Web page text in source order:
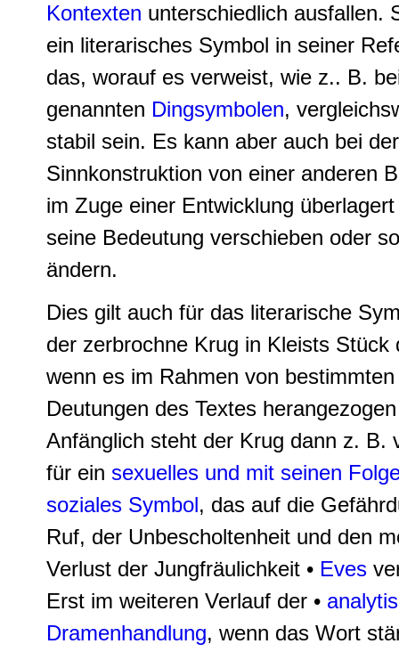
Kontexten unterschiedlich ausfallen.
ein literarisches Symbol in seiner
das, worauf es verweist, wie z.. B.
genannten Dingsymbolen,
stabil sein. Es kann aber auch bei der
Sinnkonstruktion von einer anderen
im Zuge einer Entwicklung
seine Bedeutung verschieben oder
ändern.
Dies gilt auch für das literarische
der zerbrochne Krug in Kleists Stück
wenn es im Rahmen von bestimmten
Deutungen des Textes
Anfänglich steht der Krug dann z. B.
für ein sexuelles und mit seinen
soziales Symbol, das auf die
Ruf, der Unbescholtenheit und den
Verlust der Jungfräulichkeit • Eves
Erst im weiteren Verlauf der •
Dramenhandlung, wenn das Wort